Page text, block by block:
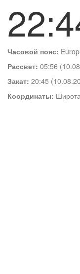
Часовой пояс:
Рассвет: 05:56
Закат: 20:45
Координаты: